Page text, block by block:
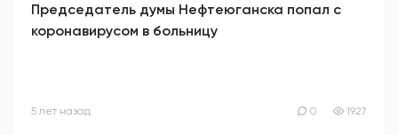
Председатель думы Нефтеюганска попал с
коронавирусом в больницу
5 лет назад 0 1927